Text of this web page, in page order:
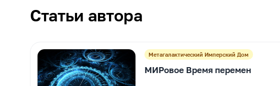
Статьи автора
Метагалактический Имперский Дом
МИРовое Время перемен